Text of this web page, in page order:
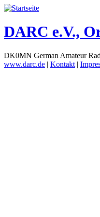
DARC e.V.,
DK0MN German Amateur
www.darc.de | Kontakt |